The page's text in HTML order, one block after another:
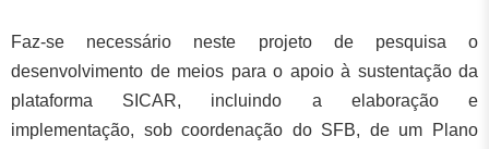
Faz-se necessário neste projeto de pesquisa o
desenvolvimento de meios para o apoio à sustentação da
plataforma SICAR, incluindo a elaboração e
implementação, sob coordenação do SFB, de um Plano